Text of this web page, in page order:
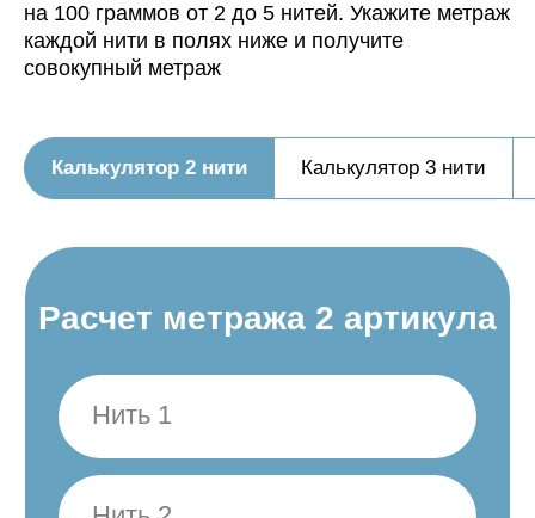
на 100 граммов от 2 до 5 нитей. Укажите метраж
каждой нити в полях ниже и получите
совокупный метраж
Калькулятор 2 нити Калькулятор 3 нити
будет иметь метраж:
будет иметь метраж:
будет иметь метраж: